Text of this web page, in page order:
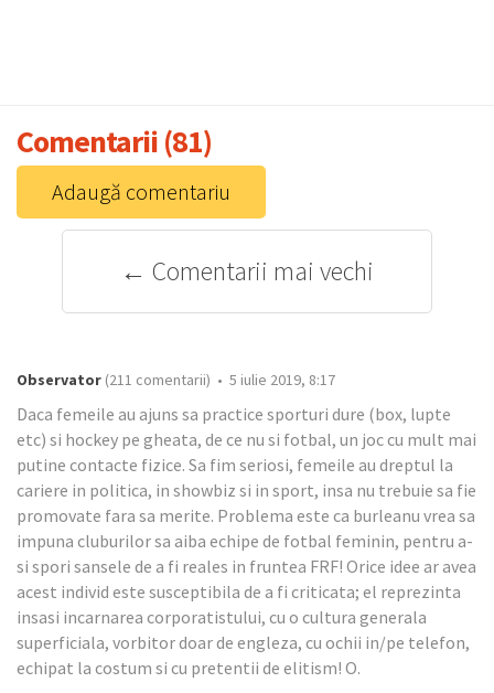
Comentarii (81)
Adaugă comentariu
← Comentarii mai vechi
Observator (211 comentarii) • 5 iulie 2019, 8:17
Daca femeile au ajuns sa practice sporturi dure (box, lupte
etc) si hockey pe gheata, de ce nu si fotbal, un joc cu mult mai
putine contacte fizice. Sa fim seriosi, femeile au dreptul la
cariere in politica, in showbiz si in sport, insa nu trebuie sa fie
promovate fara sa merite. Problema este ca burleanu vrea sa
impuna cluburilor sa aiba echipe de fotbal feminin, pentru a-
si spori sansele de a fi reales in fruntea FRF! Orice idee ar avea
acest individ este susceptibila de a fi criticata; el reprezinta
insasi incarnarea corporatistului, cu o cultura generala
superficiala, vorbitor doar de engleza, cu ochii in/pe telefon,
echipat la costum si cu pretentii de elitism! O.